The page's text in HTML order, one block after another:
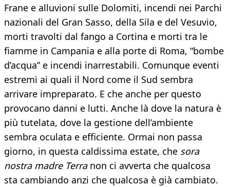
Frane e alluvioni sulle Dolomiti, incendi nei Parchi
nazionali del Gran Sasso, della Sila e del Vesuvio,
morti travolti dal fango a Cortina e morti tra le
fiamme in Campania e alla porte di Roma, “bombe
d’acqua” e incendi inarrestabili. Comunque eventi
estremi ai quali il Nord come il Sud sembra
arrivare impreparato. E che anche per questo
provocano danni e lutti. Anche là dove la natura è
più tutelata, dove la gestione dell’ambiente
sembra oculata e efficiente. Ormai non passa
giorno, in questa caldissima estate, che sora
nostra madre Terranon ci avverta che qualcosa
sta cambiando anzi che qualcosa è già cambiato.